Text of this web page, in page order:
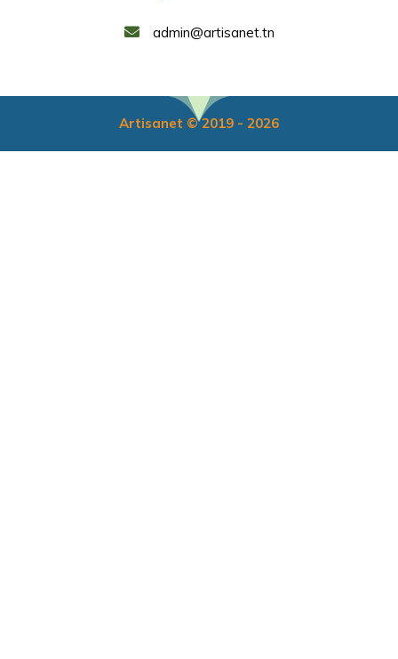
admin@artisanet.tn
Artisanet © 2019 - 2026